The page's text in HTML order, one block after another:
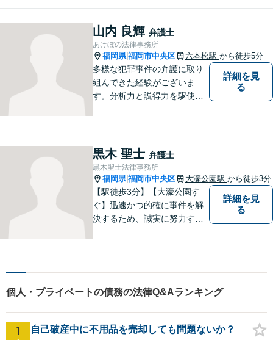
応】【遠隔地からのご依頼・
ご相談歓迎】あなたのために
全力で事件と向き合います！
山内 良輝 弁護士
あけぼの法律事務所
福岡県|福岡市中央区 六本松駅 から徒歩5分
多様な犯罪事件の弁護に取り
組んできた経験がございま
す。分析力と説得力を駆使
詳細を見
る
黒木 聖士 弁護士
黒木聖士法律事務所
福岡県|福岡市中央区 大濠公園駅 から徒歩3分
【駅徒歩3分】【大濠公園す
ぐ】迅速かつ的確に事件を解
決するため、誠実に努力する
詳細を見
る
個人・プライベートの債務の法律Q&Aランキング
1 自己破産中に不用品を売却しても問題ないか？